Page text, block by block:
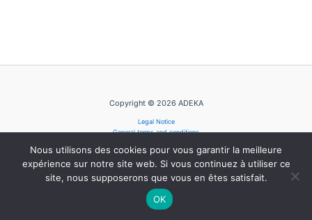
Copyright © 2026 ADEKA
Legal Notice
General terms and conditions
Cookie Policy
Nous utilisons des cookies pour vous garantir la meilleure
expérience sur notre site web. Si vous continuez à utiliser ce
site, nous supposerons que vous en êtes satisfait.
OK